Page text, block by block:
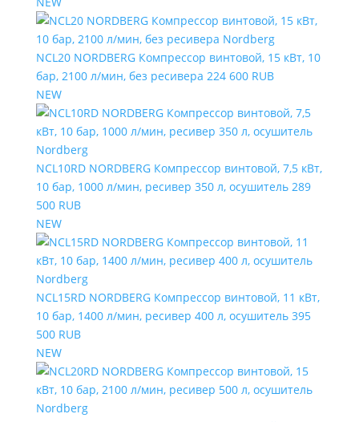
NCL20 NORDBERG Компрессор винтовой, 15 кВт, 10
бар, 2100 л/мин, без ресивера 224 600 RUB
NEW
NCL10RD NORDBERG Компрессор винтовой, 7,5 кВт,
10 бар, 1000 л/мин, ресивер 350 л, осушитель 289
500 RUB
NEW
NCL15RD NORDBERG Компрессор винтовой, 11 кВт,
10 бар, 1400 л/мин, ресивер 400 л, осушитель 395
500 RUB
NEW